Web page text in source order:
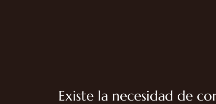
Existe la necesidad de